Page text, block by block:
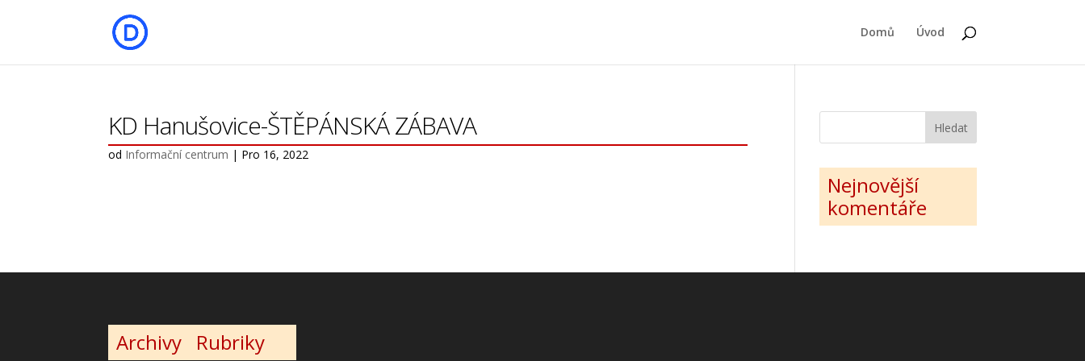
Domů Úvod
KD Hanušovice-ŠTĚPÁNSKÁ ZÁBAVA
od Informační centrum | Pro 16, 2022
Nejnovější
komentáře
Archivy Rubriky